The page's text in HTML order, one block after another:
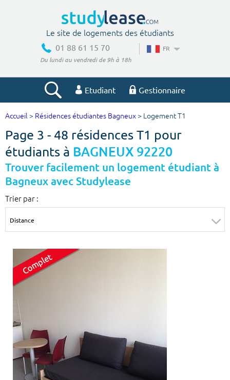
Le site de logements des étudiants
01 88 61 15 70
Du lundi au vendredi de 9h à 18h
FR
Etudiant Gestionnaire
Votre recherche
Ville, école
Votre date d'entrée
Accueil > Résidences étudiantes Bagneux > Logement T1
Page 3 - 48 résidences T1 pour
étudiants à BAGNEUX 92220
Trouver facilement un logement étudiant à
Bagneux avec Studylease
Trier par :